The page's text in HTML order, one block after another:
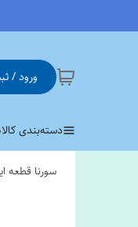
ورود /
دسته‌بندی
سورنا قطعه